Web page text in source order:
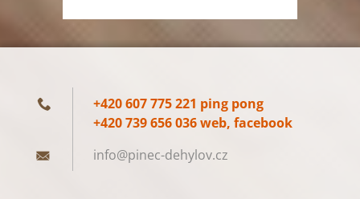
+420 607 775 221 ping pong
+420 739 656 036 web, facebook
info@pinec-dehylov.cz